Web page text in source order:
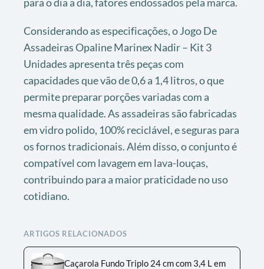
Considerando as especificações, o Jogo De
Assadeiras Opaline Marinex Nadir – Kit 3
Unidades apresenta três peças com
capacidades que vão de 0,6 a 1,4 litros, o que
permite preparar porções variadas com a
mesma qualidade. As assadeiras são fabricadas
em vidro polido, 100% reciclável, e seguras para
os fornos tradicionais. Além disso, o conjunto é
compatível com lavagem em lava-louças,
contribuindo para a maior praticidade no uso
cotidiano.
ARTIGOS RELACIONADOS
Caçarola Fundo Triplo 24 cm com 3,4 L em